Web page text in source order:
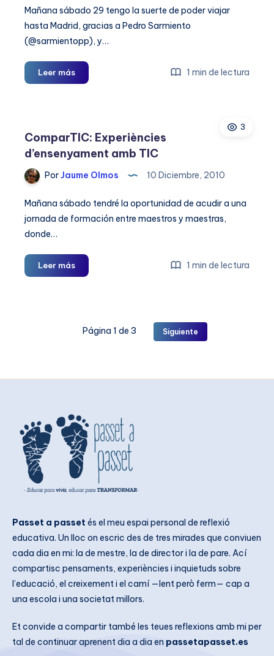
Mañana sábado 29 tengo la suerte de poder viajar
hasta Madrid, gracias a Pedro Sarmiento
(@sarmientopp), y…
Leer másTIC
+
escuelas?
1 min de lectura
3
ComparTIC: Experiències
d’ensenyament amb TIC
PorJaume Olmos 10 Diciembre, 2010
Mañana sábado tendré la oportunidad de acudir a una
jornada de formación entre maestros y maestras,
donde…
Leer másComparTIC:
Experiències
1 min de lectura
Página 1 de 3 Siguiente
Passet a passet és el meu espai personal de reflexió
educativa. Un lloc on escric des de tres mirades que conviuen
cada dia en mi: la de mestre, la de director i la de pare. Ací
compartisc pensaments, experiències i inquietuds sobre
l’educació, el creixement i el camí —lent però ferm— cap a
una escola i una societat millors.
Et convide a compartir també les teues reflexions amb mi per
tal de continuar aprenent dia a dia en passetapasset.es